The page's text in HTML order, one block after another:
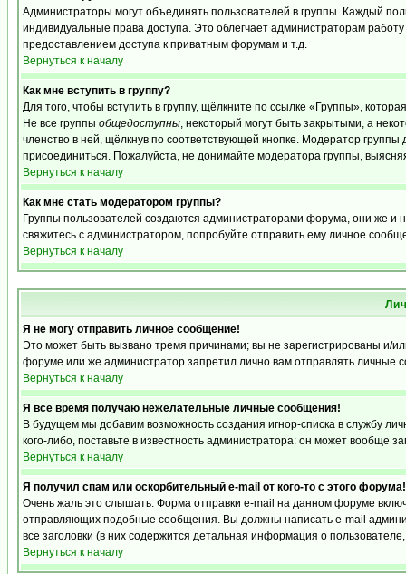
Администраторы могут объединять пользователей в группы. Каждый
индивидуальные права доступа. Это облегчает администраторам
предоставлением доступа к приватным форумам и т.д.
Вернуться к началу
Как мне вступить в группу?
Для того, чтобы вступить в группу, щёлкните по ссылке «Группы»,
Не все группы общедоступны, некоторый могут быть закрытыми, а
членство в ней, щёлкнув по соответствующей кнопке. Модератор
присоединиться. Пожалуйста, не донимайте модератора группы,
Вернуться к началу
Как мне стать модератором группы?
Группы пользователей создаются администраторами форума, они же и
свяжитесь с администратором, попробуйте отправить ему личное
Вернуться к началу
Я не могу отправить личное сообщение!
Это может быть вызвано тремя причинами; вы не зарегистрированы и/
форуме или же администратор запретил лично вам отправлять личные
Вернуться к началу
Я всё время получаю нежелательные личные сообщения!
В будущем мы добавим возможность создания игнор-списка в службу
кого-либо, поставьте в известность администратора: он может вообще
Вернуться к началу
Я получил спам или оскорбительный e-mail от кого-то с этого форума!
Очень жаль это слышать. Форма отправки e-mail на данном форуме
отправляющих подобные сообщения. Вы должны написать e-mail
все заголовки (в них содержится детальная информация о
Вернуться к началу